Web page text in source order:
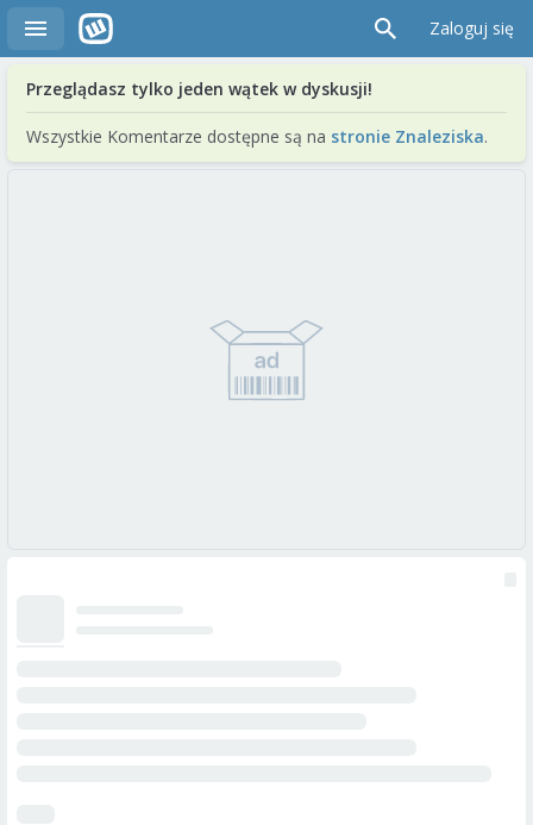
Zaloguj się
Przeglądasz tylko jeden wątek w dyskusji!
Wszystkie Komentarze dostępne są na stronie Znaleziska.